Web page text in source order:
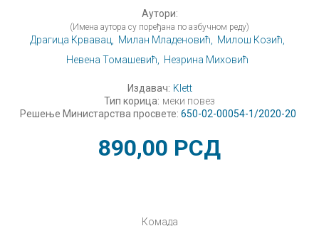
Аутори:
(Имена аутора су поређана по азбучном реду)
Драгица Крвавац, Милан Младеновић, Милош Козић,
Невена Томашевић, Незрина Миховић
Издавач: Klett
Тип корица: меки повез
Решење Министарства просвете: 650-02-00054-1/2020-20
890,00 РСД
Комада